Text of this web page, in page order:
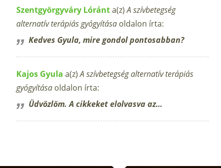
Szentgyörgyváry Lóránta(z)A szívbetegség
alternatív terápiás gyógyítása oldalon írta:
Kedves Gyula, mire gondol pontosabban?
Kajos Gyula a(z)A szívbetegség alternatív terápiás
gyógyítása oldalon írta:
Üdvözlöm. A cikkeket elolvasva az…